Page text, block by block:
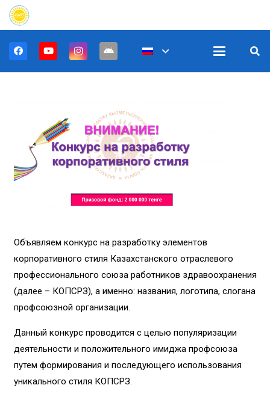
Объявляем конкурс на разработку элементов
корпоративного стиля Казахстанского отраслевого
профессионального союза работников здравоохранения
(далее – КОПСРЗ), а именно: названия, логотипа, слогана
профсоюзной организации.
Данный конкурс проводится с целью популяризации
деятельности и положительного имиджа профсоюза
путем формирования и последующего использования
уникального стиля КОПCРЗ.